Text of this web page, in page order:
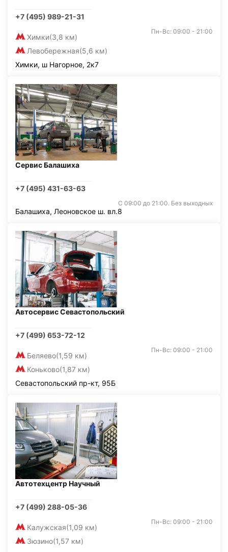
+7 (495) 989-21-31
Химки(3,8 км)
Левобережная(5,6 км)
Пн-Вс: 09:00 - 21:00
Химки, ш Нагорное, 2к7
Сервис Балашиха
+7 (495) 431-63-63
С 09:00 до 21:00. Без выходных
Балашиха, Леоновское ш. вл.8
Автосервис Севастопольский
+7 (499) 653-72-12
Беляево(1,59 км)
Коньково(1,87 км)
Пн-Вс: 09:00 - 21:00
Севастопольский пр-кт, 95Б
Автотехцентр Научный
+7 (499) 288-05-36
Калужская(1,09 км)
Зюзино(1,57 км)
Пн-Вс: 09:00 - 21:00